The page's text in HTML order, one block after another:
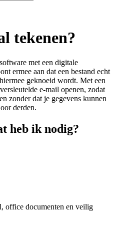
tekenen?
met een digitale
ermee aan dat een bestand echt
geknoeid wordt. Met een
e-mail openen, zodat
zonder dat je gegevens kunnen
derden.
heb ik nodig?
office documenten en veilig